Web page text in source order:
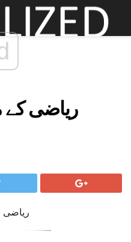
ریاضی کے
ریاضی